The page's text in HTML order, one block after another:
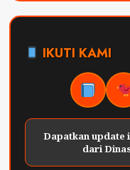
IKUTI KAMI
Dapatkan update
dari